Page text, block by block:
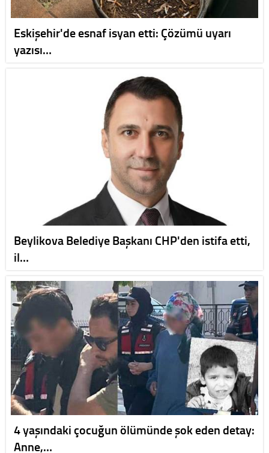
Eskişehir'de esnaf isyan etti: Çözümü uyarı
yazısı…
Beylikova Belediye Başkanı CHP'den istifa etti,
il…
4 yaşındaki çocuğun ölümünde şok eden detay:
Anne,…